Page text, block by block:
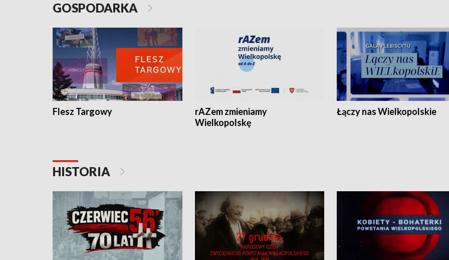
GOSPODARKA
Flesz Targowy
rAZem zmieniamy
Wielkopolskę
Łączy nas Wielkopolskie
HISTORIA